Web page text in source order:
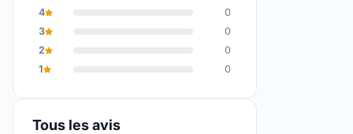
4
0
3
0
2
0
1
0
Tous les avis